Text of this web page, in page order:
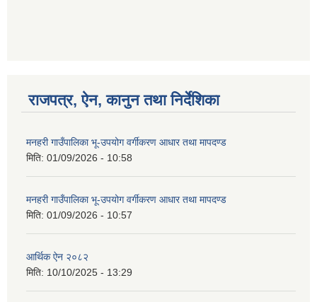
राजपत्र, ऐन, कानुन तथा निर्देशिका
मनहरी गाउँपालिका भू-उपयोग वर्गीकरण आधार तथा मापदण्ड
मिति: 01/09/2026 - 10:58
मनहरी गाउँपालिका भू-उपयोग वर्गीकरण आधार तथा मापदण्ड
मिति: 01/09/2026 - 10:57
आर्थिक ऐन २०८२
मिति: 10/10/2025 - 13:29